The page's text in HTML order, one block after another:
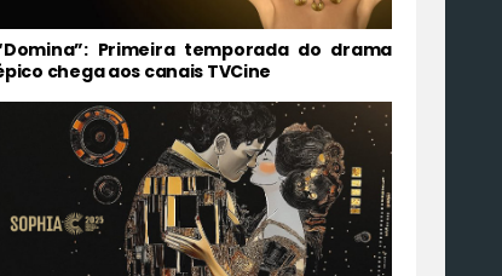
Primeira temporada do drama
chega aos canais TVCine